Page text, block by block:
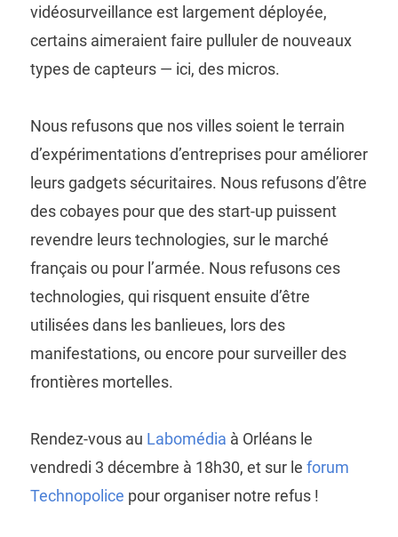
vidéosurveillance est largement déployée,
certains aimeraient faire pulluler de nouveaux
types de capteurs — ici, des micros.
Nous refusons que nos villes soient le terrain
d’expérimentations d’entreprises pour améliorer
leurs gadgets sécuritaires. Nous refusons d’être
des cobayes pour que des start-up puissent
revendre leurs technologies, sur le marché
français ou pour l’armée. Nous refusons ces
technologies, qui risquent ensuite d’être
utilisées dans les banlieues, lors des
manifestations, ou encore pour surveiller des
frontières mortelles.
Rendez-vous au Labomédia à Orléans le
vendredi 3 décembre à 18h30, et sur le forum
Technopolice pour organiser notre refus !